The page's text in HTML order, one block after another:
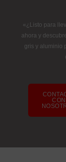
«¿Listo para
ahora y
gris y aluminio
CON